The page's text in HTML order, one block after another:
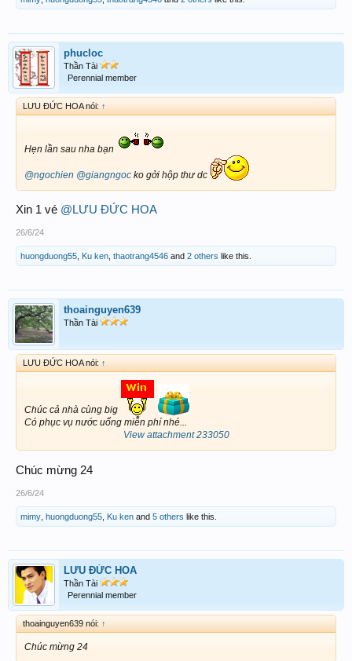
phucloc
Thần Tài
Perennial member
LƯU ĐỨC HOA nói: ↑
Hẹn lần sau nha bạn
@ngochien @giangngoc ko gởi hộp thư dc
Xin 1 vé @LƯU ĐỨC HOA
26/6/24
huongduong55 Ku ken thaotrang4546 and 2 others like this.
thoainguyen639
Thần Tài
LƯU ĐỨC HOA nói: ↑
Chúc cả nhà cùng big
Có phục vụ nước uống miễn phí nhé...
View attachment 233050
Chúc mừng 24
26/6/24
mimy huongduong55 Ku ken and 5 others like this.
LƯU ĐỨC HOA
Thần Tài
Perennial member
thoainguyen639 nói: ↑
Chúc mừng 24